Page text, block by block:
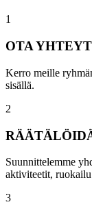
1
OTA
Kerro meille
sisällä.
2
Suunnittelemme
aktiviteetit,
3